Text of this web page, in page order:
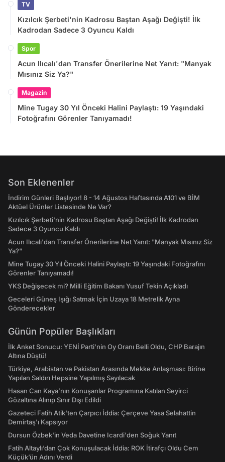
TV
Kızılcık Şerbeti'nin Kadrosu Baştan Aşağı Değişti! İlk
Kadrodan Sadece 3 Oyuncu Kaldı
Spor
Acun Ilıcalı'dan Transfer Önerilerine Net Yanıt: "Manyak
Mısınız Siz Ya?"
Magazin
Mine Tugay 30 Yıl Önceki Halini Paylaştı: 19 Yaşındaki
Fotoğrafını Görenler Tanıyamadı!
Son Eklenenler
İndirim Günleri Başlıyor! 8 - 14 Ağustos Haftasında A101 ve BİM
Aktüel Ürünler Listesinde Ne Var?
Kızılcık Şerbeti'nin Kadrosu Baştan Aşağı Değişti! İlk Kadrodan
Sadece 3 Oyuncu Kaldı
Acun Ilıcalı'dan Transfer Önerilerine Net Yanıt: "Manyak Mısınız Siz
Ya?"
Mine Tugay 30 Yıl Önceki Halini Paylaştı: 19 Yaşındaki Fotoğrafını
Görenler Tanıyamadı!
YKS Değişecek mi? Milli Eğitim Bakanı Yusuf Tekin Açıkladı
Geceleri Güneş Işığı Satmak İçin Uzaya 18 Metrelik Ayna
Gönderecekler
Günün Popüler Başlıkları
İlk Anket Sonucu: YENİ Parti'nin Oy Oranı Belli Oldu, CHP Barajın
Altına Düştü!
Türkiye, Arabistan ve Pakistan Arasında Mekke Anlaşması: Birine
Yapılan Saldırı Hepsine Yapılmış Sayılacak
Hasan Can Kaya’nın Konuşanlar Programına Katılan Seyirci
Gözaltına Alınıp Sınır Dışı Edildi
Gazeteci Fatih Atik'ten Çarpıcı İddia: Çerçeve Yasa Selahattin
Demirtaş'ı Kapsıyor
Dursun Özbek'in Veda Davetine Icardi'den Soğuk Yanıt
Fatih Altaylı’dan Çok Konuşulacak İddia: ROK İtirafçı Oldu Cem
Küçük’ün Adını Verdi